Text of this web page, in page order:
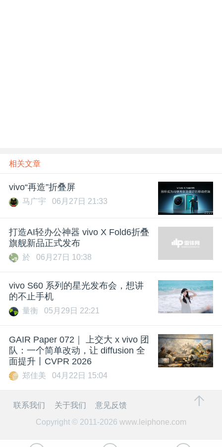
相关文章
vivo“再造”折叠屏
马广宇 06月27日 21:33
打造AI轻办公神器 vivo X Fold6折叠
旗舰新品正式发布
於 06月27日 10:38
vivo S60 系列的星光发布会，想讲
的不止手机
量衡 05月29日 22:21
GAIR Paper 072｜ 上交大 x vivo 团
队：一个简单改动，让 diffusion 全
面提升丨CVPR 2026
郑佳美 04月22日 15:04
联系我们 关于我们
意见反馈
Copyright © 2011-2026 www.leiphone.com